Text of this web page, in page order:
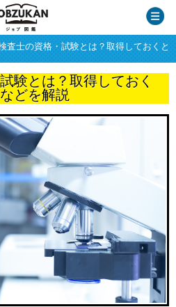
査士の資格・試験とは？取得しておくと
験とは？取得しておく
どを解説